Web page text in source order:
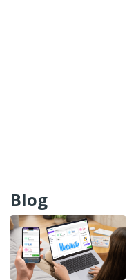
Blog